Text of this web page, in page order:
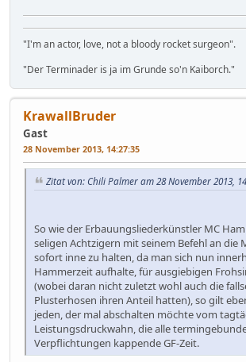
"I'm an actor, love, not a bloody rocket surgeon".
"Der Terminader is ja im Grunde so'n Kaiborch."
KrawallBruder
Gast
28 November 2013, 14:27:35
Zitat von: Chili Palmer am 28 November 2013,
So wie der Erbauungsliederkünstler MC
seligen Achtzigern mit seinem Befehl an die
sofort inne zu halten, da man sich nun
Hammerzeit aufhalte, für ausgiebigen
(wobei daran nicht zuletzt wohl auch die
Plusterhosen ihren Anteil hatten), so gilt
jeden, der mal abschalten möchte vom
Leistungsdruckwahn, die alle
Verpflichtungen kappende GF-Zeit.